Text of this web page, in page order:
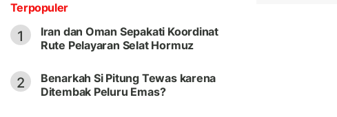
Terpopuler
1
Iran dan Oman Sepakati Koordinat
Rute Pelayaran Selat Hormuz
2
Benarkah Si Pitung Tewas karena
Ditembak Peluru Emas?